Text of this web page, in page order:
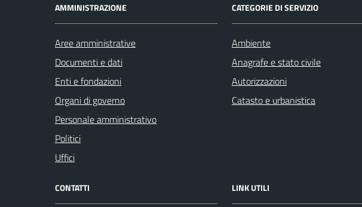
AMMINISTRAZIONE
Aree amministrative
Documenti e dati
Enti e fondazioni
Organi di governo
Personale amministrativo
Politici
Uffici
CATEGORIE DI SERVIZIO
Ambiente
Anagrafe e stato civile
Autorizzazioni
Catasto e urbanistica
CONTATTI LINK UTILI